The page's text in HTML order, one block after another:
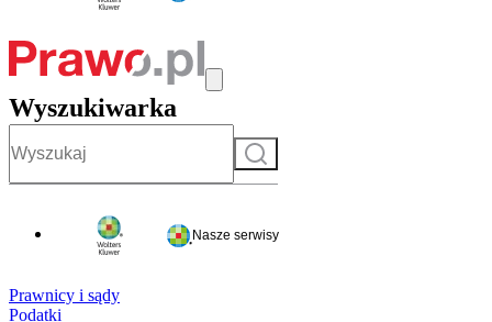
Wyszukiwarka
Szukaj
Nasze serwisy
Prawnicy i sądy
Podatki